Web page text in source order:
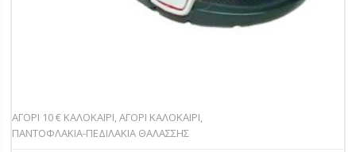
ΑΓΟΡΙ 10 € ΚΑΛΟΚΑΙΡΙ,ΑΓΟΡΙ ΚΑΛΟΚΑΙΡΙ,
ΠΑΝΤOΦΛΑΚΙΑ-ΠΕΔΙΛΑΚΙA ΘΑΛΑΣΣΗΣ